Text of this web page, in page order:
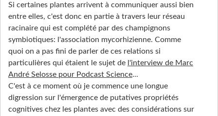
Si certaines plantes arrivent à communiquer aussi bien
entre elles, c'est donc en partie à travers leur réseau
racinaire qui est complété par des champignons
symbiotiques: l'association mycorhizienne. Comme
quoi on a pas fini de parler de ces relations si
particulières qui étaient le sujet de l'interview de Marc
André Selosse pour Podcast Science...
C'est à ce moment où je commence une longue
digression sur l'émergence de putatives propriétés
cognitives chez les plantes avec des considérations sur